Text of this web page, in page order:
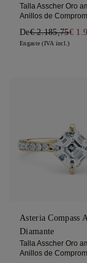
Talla Asscher Oro
Anillos de
De€ 2.185,75€
Engaste (IVA incl.)
Asteria Compass
Diamante
Talla Asscher Oro
Anillos de